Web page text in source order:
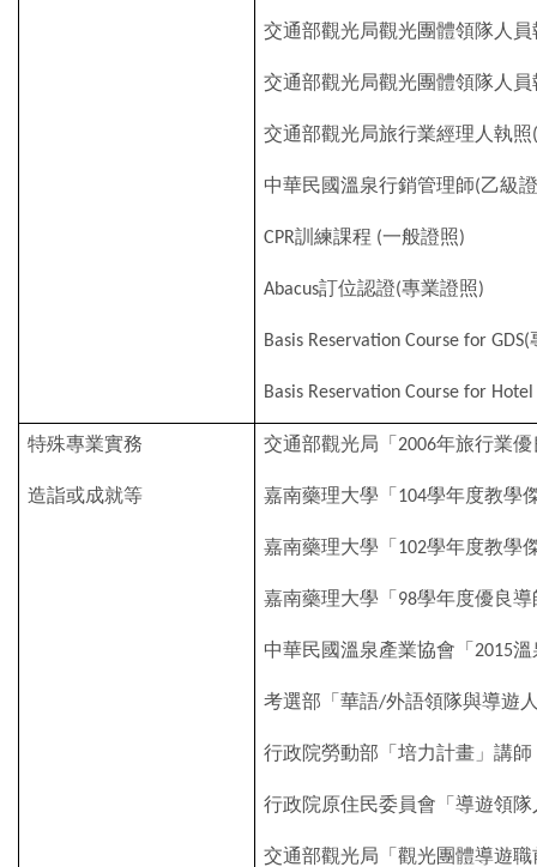
交通部觀光局觀光團體領隊人員
交通部觀光局觀光團體領隊人員
交通部觀光局旅行業經理人執照(
中華民國溫泉行銷管理師(乙級
CPR訓練課程 (一般證照)
Abacus訂位認證(專業證照)
Basis Reservation Course for GDS(
Basis Reservation Course for Hotel
特殊專業實務
造詣或成就等
交通部觀光局「 2006年旅行業
嘉南藥理大學「 104學年度教學
嘉南藥理大學「 102學年度教學
嘉南藥理大學「 98學年度優良導
中華民國溫泉產業協會「 2015溫
考選部「華語/外語領隊與導遊
行政院勞動部「培力計畫」講師
行政院原住民委員會「導遊領
交通部觀光局「觀光團體導遊